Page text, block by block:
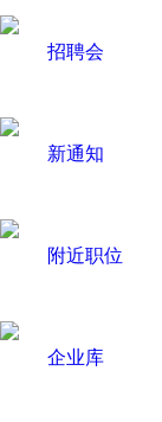
招聘会
新通知
附近职位
企业库